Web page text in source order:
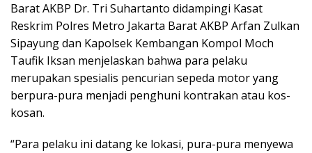
Barat AKBP Dr. Tri Suhartanto didampingi Kasat
Reskrim Polres Metro Jakarta Barat AKBP Arfan Zulkan
Sipayung dan Kapolsek Kembangan Kompol Moch
Taufik Iksan menjelaskan bahwa para pelaku
merupakan spesialis pencurian sepeda motor yang
berpura-pura menjadi penghuni kontrakan atau kos-
kosan.
“Para pelaku ini datang ke lokasi, pura-pura menyewa